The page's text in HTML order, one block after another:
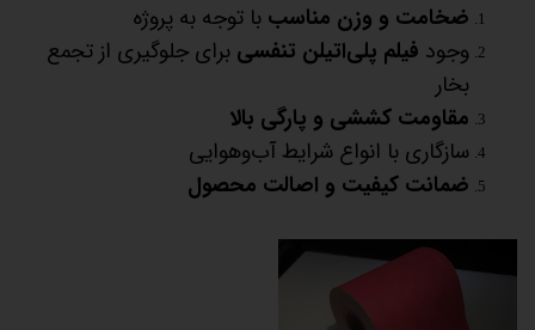
ضخامت و وزن مناسب با توجه به پروژه
وجود فیلم پلی‌اتیلن تنفسی برای جلوگیری از تجمع
بخار
مقاومت کششی و پارگی بالا
سازگاری با انواع شرایط آب‌وهوایی
ضمانت کیفیت و اصالت محصول